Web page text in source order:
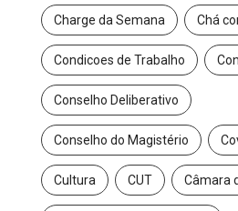
Charge da Semana Chá
Condicoes de Trabalho
Conselho Deliberativo
Conselho do Magistério
Cultura CUT Câmara